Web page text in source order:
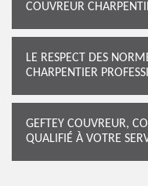
COUVREUR
LE RESPECT DES
CHARPENTIER
GEFTEY COUVREUR,
QUALIFIÉ À VOTRE